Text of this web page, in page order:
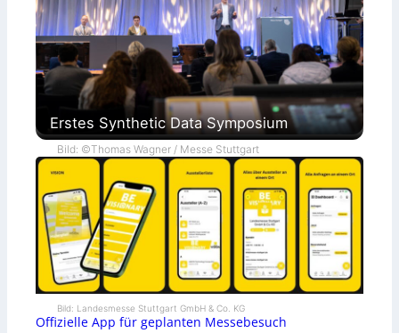
Erstes Synthetic Data Symposium
Bild: ©Thomas Wagner / Messe Stuttgart
Bild: Landesmesse Stuttgart GmbH & Co. KG
Offizielle App für geplanten Messebesuch